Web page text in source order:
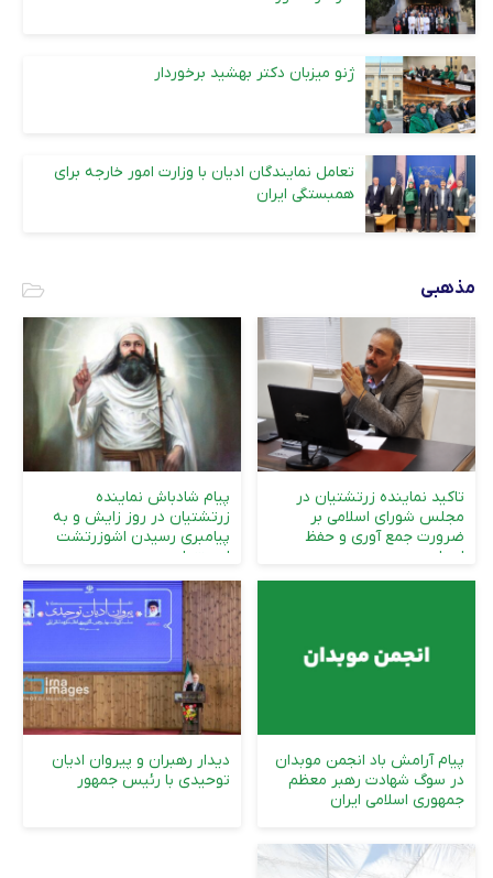
ژنو میزبان دکتر بهشید برخوردار
تعامل نمایندگان ادیان با وزارت امور خارجه برای
همبستگی ایران
مذهبی
تاکید نماینده زرتشتیان در
مجلس شورای اسلامی بر
ضرورت جمع آوری و حفظ
اسناد هویت...
پیام شادباش نماینده
زرتشتیان در روز زایش و به
پیامبری رسیدن اشوزرتشت
اسپنتمان
پیام آرامش باد انجمن موبدان
در سوگ شهادت رهبر معظم
جمهوری اسلامی ایران
دیدار رهبران و پیروان ادیان
توحیدی با رئیس جمهور